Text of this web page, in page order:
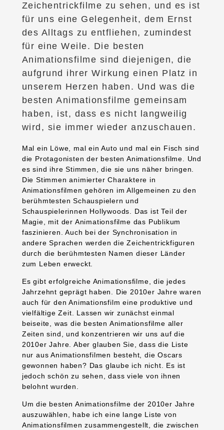
Zeichentrickfilme zu sehen, und es ist
für uns eine Gelegenheit, dem Ernst
des Alltags zu entfliehen, zumindest
für eine Weile. Die besten
Animationsfilme sind diejenigen, die
aufgrund ihrer Wirkung einen Platz in
unserem Herzen haben. Und was die
besten Animationsfilme gemeinsam
haben, ist, dass es nicht langweilig
wird, sie immer wieder anzuschauen.
Mal ein Löwe, mal ein Auto und mal ein Fisch sind
die Protagonisten der besten Animationsfilme. Und
es sind ihre Stimmen, die sie uns näher bringen.
Die Stimmen animierter Charaktere in
Animationsfilmen gehören im Allgemeinen zu den
berühmtesten Schauspielern und
Schauspielerinnen Hollywoods. Das ist Teil der
Magie, mit der Animationsfilme das Publikum
faszinieren. Auch bei der Synchronisation in
andere Sprachen werden die Zeichentrickfiguren
durch die berühmtesten Namen dieser Länder
zum Leben erweckt.
Es gibt erfolgreiche Animationsfilme, die jedes
Jahrzehnt geprägt haben. Die 2010er Jahre waren
auch für den Animationsfilm eine produktive und
vielfältige Zeit. Lassen wir zunächst einmal
beiseite, was die besten Animationsfilme aller
Zeiten sind, und konzentrieren wir uns auf die
2010er Jahre. Aber glauben Sie, dass die Liste
nur aus Animationsfilmen besteht, die Oscars
gewonnen haben? Das glaube ich nicht. Es ist
jedoch schön zu sehen, dass viele von ihnen
belohnt wurden.
Um die besten Animationsfilme der 2010er Jahre
auszuwählen, habe ich eine lange Liste von
Animationsfilmen zusammengestellt, die zwischen